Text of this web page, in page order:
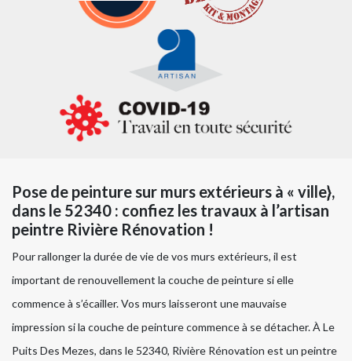
Pose de peinture sur murs extérieurs à « ville},
dans le 52340 : confiez les travaux à l’artisan
peintre Rivière Rénovation !
Pour rallonger la durée de vie de vos murs extérieurs, il est
important de renouvellement la couche de peinture si elle
commence à s’écailler. Vos murs laisseront une mauvaise
impression si la couche de peinture commence à se détacher. À Le
Puits Des Mezes, dans le 52340, Rivière Rénovation est un peintre